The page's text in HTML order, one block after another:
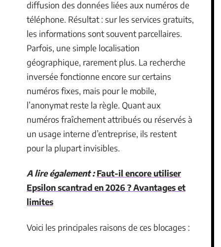
diffusion des données liées aux numéros de
téléphone. Résultat : sur les services gratuits,
les informations sont souvent parcellaires.
Parfois, une simple localisation
géographique, rarement plus. La recherche
inversée fonctionne encore sur certains
numéros fixes, mais pour le mobile,
l’anonymat reste la règle. Quant aux
numéros fraîchement attribués ou réservés à
un usage interne d’entreprise, ils restent
pour la plupart invisibles.
A lire également : Faut-il encore utiliser
Epsilon scantrad en 2026 ? Avantages et
limites
Voici les principales raisons de ces blocages :